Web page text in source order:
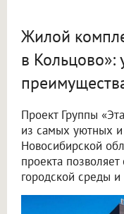
Жилой
в Кольцово»:
Проект Группы
из самых уютных
Новосибирской
проекта
городской среды